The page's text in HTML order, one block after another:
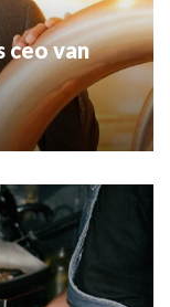
ceo van